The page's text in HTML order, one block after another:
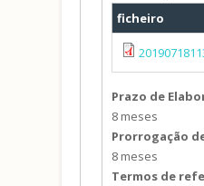
ficheiro
Prazo de
8 meses
Prorrogação
8 meses
Termos de